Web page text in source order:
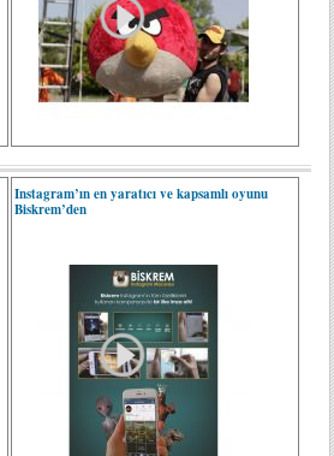
Instagram’ın en yaratıcı ve kapsamlı oyunu
Biskrem’den